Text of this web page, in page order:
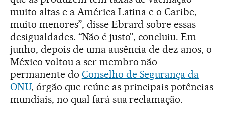
muito altas e a América Latina e o Caribe,
muito menores”, disse Ebrard sobre essas
desigualdades. “Não é justo”, concluiu. Em
junho, depois de uma ausência de dez anos, o
México voltou a ser membro não
permanente do Conselho de Segurança da
ONU, órgão que reúne as principais potências
mundiais, no qual fará sua reclamação.